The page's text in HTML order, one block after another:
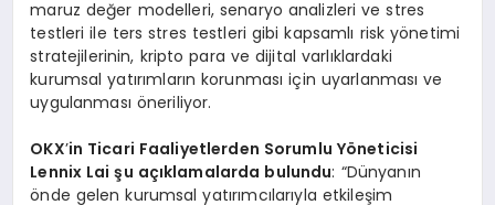
maruz değer modelleri, senaryo analizleri ve stres
testleri ile ters stres testleri gibi kapsamlı risk yönetimi
stratejilerinin, kripto para ve dijital varlıklardaki
kurumsal yatırımların korunması için uyarlanması ve
uygulanması öneriliyor.
OKX’in Ticari Faaliyetlerden Sorumlu Yöneticisi
Lennix Lai şu açıklamalarda bulundu: “Dünyanın
önde gelen kurumsal yatırımcılarıyla etkileşim